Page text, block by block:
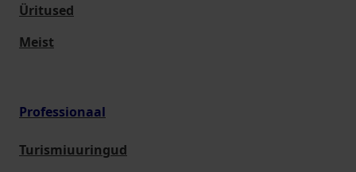
Üritused
Meist
Professionaal
Turismiuuringud